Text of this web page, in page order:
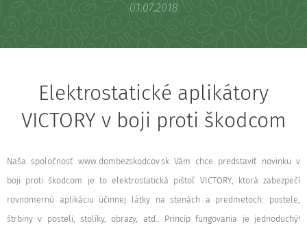
01.07.2018
Elektrostatické aplikátory
VICTORY v boji proti škodcom
Naša spoločnosť www.dombezskodcov.sk Vám chce predstaviť novinku v
boji proti škodcom je to elektrostatická pištoľ VICTORY, ktorá zabezpečí
rovnomernú aplikáciu účinnej látky na stenách a predmetoch: postele,
štrbiny v posteli, stolíky, obrazy, atď.. Princíp fungovania je jednoduchý!